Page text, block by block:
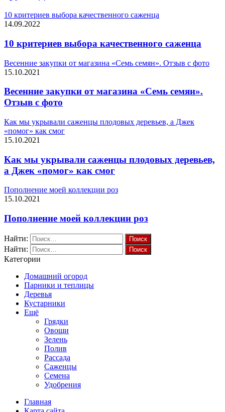
10 критериев выбора качественного саженца
14.09.2022
10 критериев выбора качественного саженца
Весенние закупки от магазина «Семь семян». Отзыв с фото
15.10.2021
Весенние закупки от магазина «Семь семян».
Отзыв с фото
Как мы укрывали саженцы плодовых деревьев, а Джек
«помог» как смог
15.10.2021
Как мы укрывали саженцы плодовых деревьев,
а Джек «помог» как смог
Пополнение моей коллекции роз
15.10.2021
Пополнение моей коллекции роз
Найти:
Найти:
Категории
Домашний огород
Парники и теплицы
Деревья
Кустарники
Ещё
Грядки
Овощи
Зелень
Полив
Рассада
Саженцы
Семена
Удобрения
Главная